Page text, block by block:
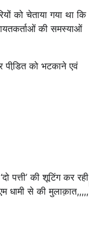
को चेताया गया था कि
की समस्याओं
पीडि़त को भटकाने एवं
पत्ती’ की शूटिंग कर रही
धामी से की मुलाक़ात,,,,,